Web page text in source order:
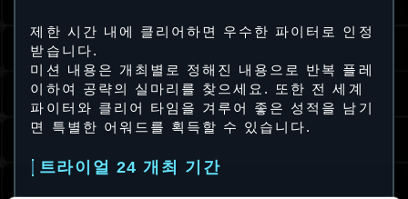
제한 시간 내에 클리어하면 우수한 파이터로 인정
받습니다.
미션 내용은 개최별로 정해진 내용으로 반복 플레
이하여 공략의 실마리를 찾으세요. 또한 전 세계
파이터와 클리어 타임을 겨루어 좋은 성적을 남기
면 특별한 어워드를 획득할 수 있습니다.
트라이얼 24 개최 기간